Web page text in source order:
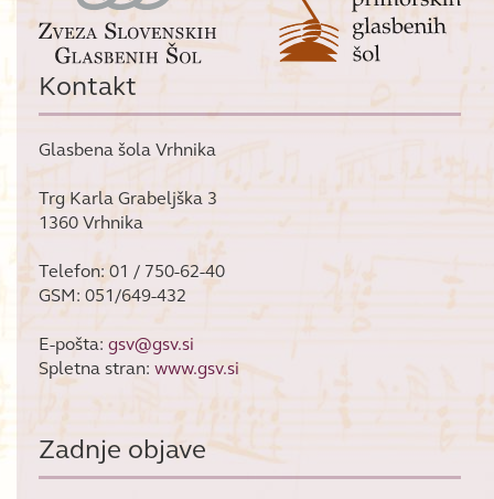
Kontakt
Glasbena šola Vrhnika
Trg Karla Grabeljška 3
1360 Vrhnika
Telefon: 01 / 750-62-40
GSM: 051/649-432
E-pošta: gsv@gsv.si
Spletna stran: www.gsv.si
Zadnje objave